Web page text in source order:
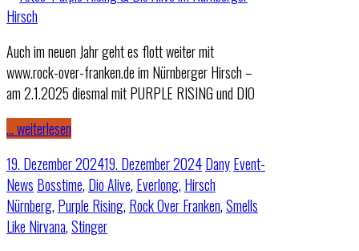
Auch im neuen Jahr geht es flott weiter mit
www.rock-over-franken.de im Nürnberger Hirsch –
am 2.1.2025 diesmal mit PURPLE RISING und DIO
… weiterlesen
19. Dezember 202419. Dezember 2024DanyEvent-
News Bosstime, Dio Alive, Everlong, Hirsch
Nürnberg, Purple Rising, Rock Over Franken,Smells
Like Nirvana,Stinger